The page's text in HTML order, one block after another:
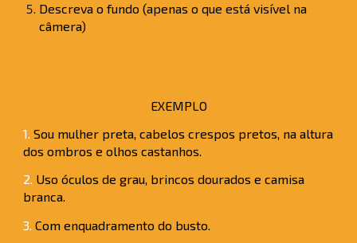
Descreva o fundo (apenas o que está visível na
câmera)
EXEMPLO
1. Sou mulher preta, cabelos crespos pretos, na altura
dos ombros e olhos castanhos.
2. Uso óculos de grau, brincos dourados e camisa
branca.
3. Com enquadramento do busto.